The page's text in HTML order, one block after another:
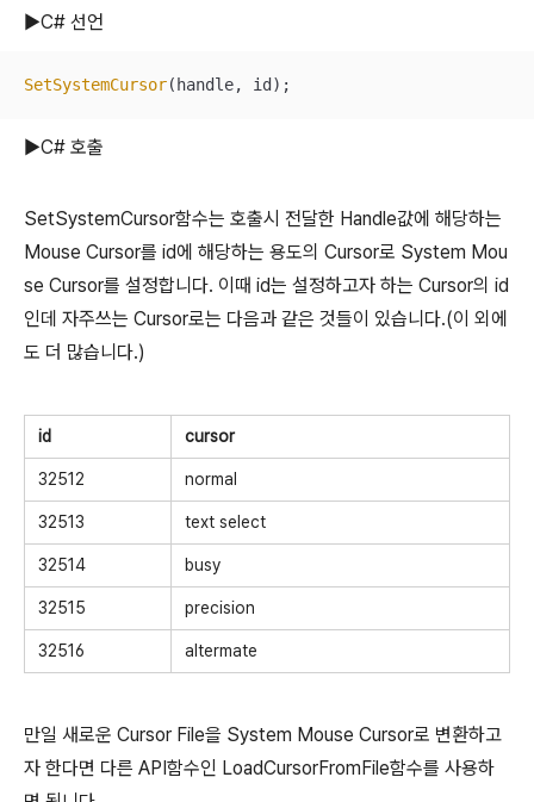
▶C# 선언
SetSystemCursor(handle, id);
▶C# 호출
SetSystemCursor함수는 호출시 전달한 Handle값에 해당하는
Mouse Cursor를 id에 해당하는 용도의 Cursor로 System Mou
se Cursor를 설정합니다. 이때 id는 설정하고자 하는 Cursor의 id
인데 자주쓰는 Cursor로는 다음과 같은 것들이 있습니다.(이 외에
도 더 많습니다.)
id cursor
32512 normal
32513 text select
32514 busy
32515 precision
32516 altermate
만일 새로운 Cursor File을 System Mouse Cursor로 변환하고
자 한다면 다른 API함수인 LoadCursorFromFile함수를 사용하